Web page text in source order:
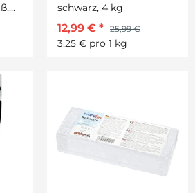
schwarz, 4 kg
12,99 € * 25,99 €
3,25 € pro 1 kg